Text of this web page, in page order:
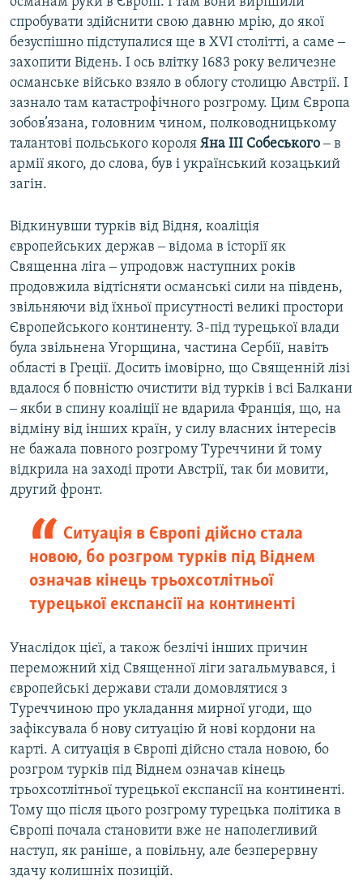
спробувати здійснити свою давню мрію, до якої
безуспішно підступалися ще в XVI столітті, а саме ‒
захопити Відень. І ось влітку 1683 року величезне
османське військо взяло в облогу столицю Австрії. І
зазнало там катастрофічного розгрому. Цим Європа
зобов’язана, головним чином, полководницькому
талантові польського короля Яна III Собеського‒ в
армії якого, до слова, був і український козацький
загін.
Відкинувши турків від Відня, коаліція
європейських держав ‒ відома в історії як
Священна ліга ‒ упродовж наступних років
продовжила відтісняти османські сили на південь,
звільняючи від їхньої присутності великі простори
Європейського континенту. З-під турецької влади
була звільнена Угорщина, частина Сербії, навіть
області в Греції. Досить імовірно, що Священній лізі
вдалося б повністю очистити від турків і всі Балкани
‒ якби в спину коаліції не вдарила Франція, що, на
відміну від інших країн, у силу власних інтересів
не бажала повного розгрому Туреччини й тому
відкрила на заході проти Австрії, так би мовити,
другий фронт.
Ситуація в Європі дійсно стала
новою, бо розгром турків під Віднем
означав кінець трьохсотлітньої
турецької експансії на континенті
Унаслідок цієї, а також безлічі інших причин
переможний хід Священної ліги загальмувався, і
європейські держави стали домовлятися з
Туреччиною про укладання мирної угоди, що
зафіксувала б нову ситуацію й нові кордони на
карті. А ситуація в Європі дійсно стала новою, бо
розгром турків під Віднем означав кінець
трьохсотлітньої турецької експансії на континенті.
Тому що після цього розгрому турецька політика в
Європі почала становити вже не наполегливий
наступ, як раніше, а повільну, але безперервну
здачу колишніх позицій.